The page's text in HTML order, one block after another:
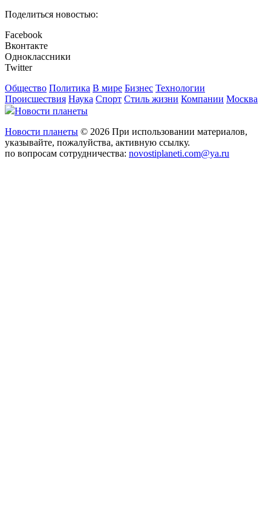
Поделиться новостью:
Facebook
Вконтакте
Одноклассники
Twitter
Общество Политика В мире Бизнес Технологии
Происшествия Наука Спорт Стиль жизни Компании Москва
Новости планеты
Новости планеты © 2026 При использовании материалов,
указывайте, пожалуйства, активную ссылку.
по вопросам сотрудничества: novostiplaneti.com@ya.ru